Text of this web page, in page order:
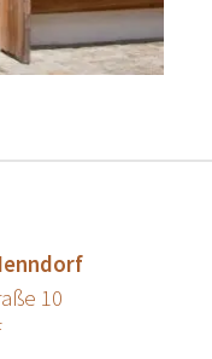
10